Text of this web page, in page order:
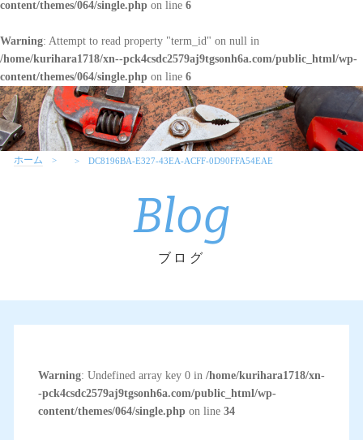
content/themes/064/single.php on line 6
Warning: Attempt to read property "term_id" on null in
/home/kurihara1718/xn--pck4csdc2579aj9tgsonh6a.com/public_html/wp-
content/themes/064/single.php on line 6
ホーム DC8196BA-E327-43EA-ACFF-0D90FFA54EAE
Blog
ブログ
Warning: Undefined array key 0 in /home/kurihara1718/xn-
-pck4csdc2579aj9tgsonh6a.com/public_html/wp-
content/themes/064/single.phpon line 34